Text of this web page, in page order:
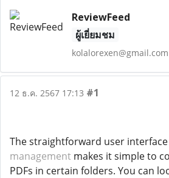
ReviewFeed
ผู้เยี่ยมชม
kolalorexen@gmail.com
12 ธ.ค. 2567 17:13 #1
The straightforward user
management makes it simple to
PDFs in certain folders. You can